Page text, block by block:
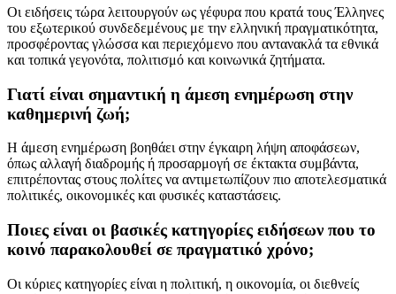
Οι ειδήσεις τώρα λειτουργούν ως γέφυρα που κρατά τους Έλληνες
του εξωτερικού συνδεδεμένους με την ελληνική πραγματικότητα,
προσφέροντας γλώσσα και περιεχόμενο που αντανακλά τα εθνικά
και τοπικά γεγονότα, πολιτισμό και κοινωνικά ζητήματα.
Γιατί είναι σημαντική η άμεση ενημέρωση στην
καθημερινή ζωή;
Η άμεση ενημέρωση βοηθάει στην έγκαιρη λήψη αποφάσεων,
όπως αλλαγή διαδρομής ή προσαρμογή σε έκτακτα συμβάντα,
επιτρέποντας στους πολίτες να αντιμετωπίζουν πιο αποτελεσματικά
πολιτικές, οικονομικές και φυσικές καταστάσεις.
Ποιες είναι οι βασικές κατηγορίες ειδήσεων που το
κοινό παρακολουθεί σε πραγματικό χρόνο;
Οι κύριες κατηγορίες είναι η πολιτική, η οικονομία, οι διεθνείς